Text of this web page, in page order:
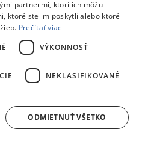
kosačiek Ecovacs
sa navigujú a kosia bez
inštaláciu. Robotická kosačka je
plánovanie kosenia,
zóny sú pri robotických
partnermi, ktorí ich môžu
ktoré ste im poskytli alebo ktoré
Prečítať viac
VÝKONNOSŤ
NEKLASIFIKOVANÉ
ODMIETNUŤ VŠETKO